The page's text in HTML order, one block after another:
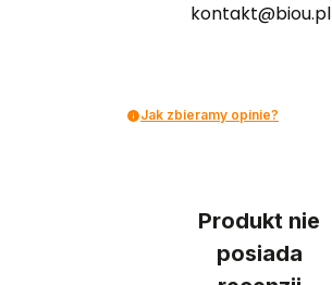
kontakt@biou.pl
Jak zbieramy opinie?
Produkt nie
posiada